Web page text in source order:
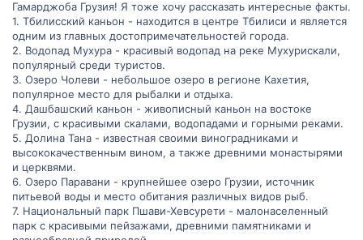
Гамарджоба Грузия! Я тоже хочу рассказать интересные факты.
1. Тбилисский каньон - находится в центре Тбилиси и является
одним из главных достопримечательностей города.
2. Водопад Мухура - красивый водопад на реке Мухурискали,
популярный среди туристов.
3. Озеро Чолеви - небольшое озеро в регионе Кахетия,
популярное место для рыбалки и отдыха.
4. Дашбашский каньон - живописный каньон на востоке
Грузии, с красивыми скалами, водопадами и горными реками.
5. Долина Тана - известная своими виноградниками и
высококачественным вином, а также древними монастырями
и церквями.
6. Озеро Паравани - крупнейшее озеро Грузии, источник
питьевой воды и место обитания различных видов рыб.
7. Национальный парк Пшави-Хевсурети - малонаселенный
парк с красивыми пейзажами, древними памятниками и